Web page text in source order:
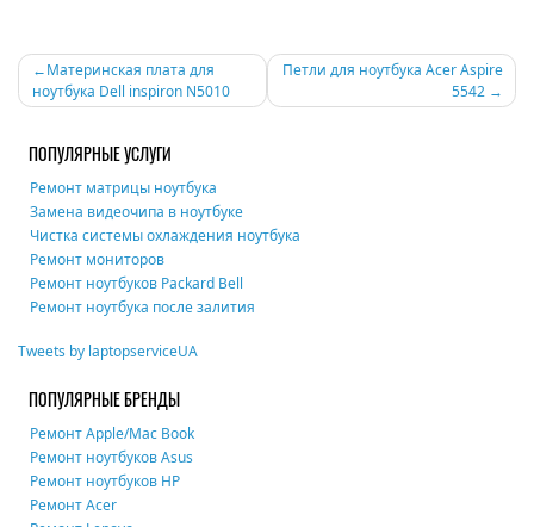
Навигация
по
записям
Материнская плата для
ноутбука Dell inspiron N5010
Петли для ноутбука Acer Aspire
5542
ПОПУЛЯРНЫЕ УСЛУГИ
Ремонт матрицы ноутбука
Замена видеочипа в ноутбуке
Чистка системы охлаждения ноутбука
Ремонт мониторов
Ремонт ноутбуков Packard Bell
Ремонт ноутбука после залития
Tweets by laptopserviceUA
ПОПУЛЯРНЫЕ БРЕНДЫ
Ремонт Apple/Mac Book
Ремонт ноутбуков Asus
Ремонт ноутбуков HP
Ремонт Acer